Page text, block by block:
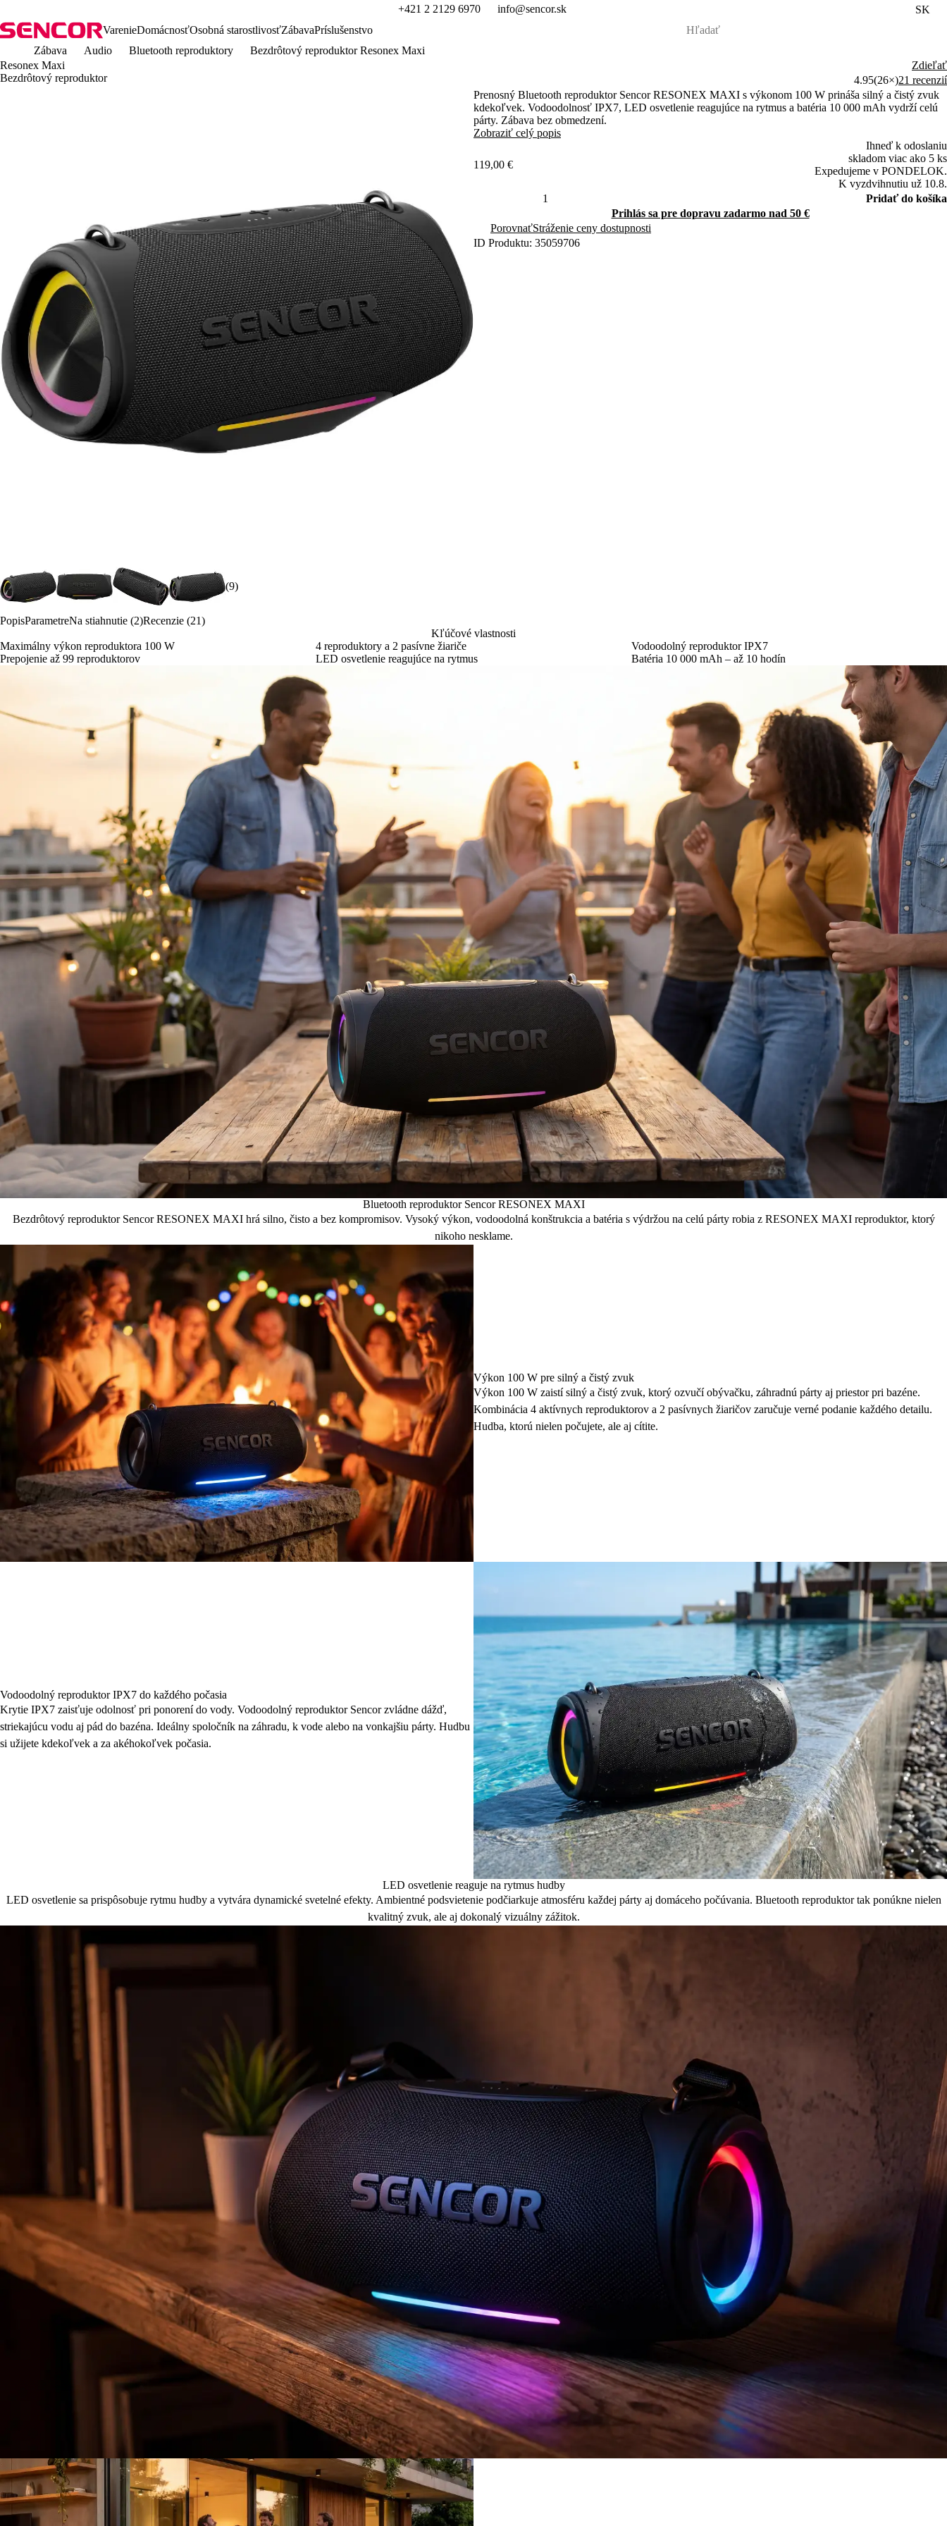
+421 2 2129 6970 info@sencor.sk
SK
VarenieDomácnosťOsobná starostlivosťZábavaPríslušenstvo
Zábava
Audio Bluetooth reproduktory
Bezdrôtový reproduktor Resonex Maxi
Resonex Maxi
Bezdrôtový reproduktor
(9)
Zdieľať
4.95(26×)21 recenzií
Prenosný Bluetooth reproduktor Sencor RESONEX MAXI s výkonom 100 W prináša silný a čistý zvuk
kdekoľvek. Vodoodolnosť IPX7, LED osvetlenie reagujúce na rytmus a batéria 10 000 mAh vydrží celú
párty. Zábava bez obmedzení.
Zobraziť celý popis
119,00 €
Ihneď k odoslaniu
skladom viac ako 5 ks
Expedujeme v PONDELOK.
K vyzdvihnutiu už 10.8.
Pridať do košíka
Prihlás sa pre dopravu zadarmo nad 50 €
PorovnaťStráženie ceny dostupnosti
ID Produktu: 35059706
PopisParametreNa stiahnutie (2)Recenzie (21)
Kľúčové vlastnosti
Maximálny výkon reproduktora 100 W
4 reproduktory a 2 pasívne žiariče
Vodoodolný reproduktor IPX7
Prepojenie až 99 reproduktorov
LED osvetlenie reagujúce na rytmus Batéria 10 000 mAh – až 10 hodín
Bluetooth reproduktor Sencor RESONEX MAXI
Bezdrôtový reproduktor Sencor RESONEX MAXI hrá silno, čisto a bez kompromisov. Vysoký výkon, vodoodolná konštrukcia a batéria s výdržou na celú párty robia z RESONEX MAXI reproduktor, ktorý
nikoho nesklame.
Výkon 100 W pre silný a čistý zvuk
Výkon 100 W zaistí silný a čistý zvuk, ktorý ozvučí obývačku, záhradnú párty aj priestor pri bazéne.
Kombinácia 4 aktívnych reproduktorov a 2 pasívnych žiaričov zaručuje verné podanie každého detailu.
Hudba, ktorú nielen počujete, ale aj cítite.
Vodoodolný reproduktor IPX7 do každého počasia
Krytie IPX7 zaisťuje odolnosť pri ponorení do vody. Vodoodolný reproduktor Sencor zvládne dážď,
striekajúcu vodu aj pád do bazéna. Ideálny spoločník na záhradu, k vode alebo na vonkajšiu párty. Hudbu
si užijete kdekoľvek a za akéhokoľvek počasia.
LED osvetlenie reaguje na rytmus hudby
LED osvetlenie sa prispôsobuje rytmu hudby a vytvára dynamické svetelné efekty. Ambientné podsvietenie podčiarkuje atmosféru každej párty aj domáceho počúvania. Bluetooth reproduktor tak ponúkne nielen
kvalitný zvuk, ale aj dokonalý vizuálny zážitok.